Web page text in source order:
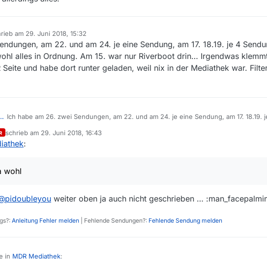
am 29. Juni 2018, 15:32
editiert von
am 22. und am 24. je eine Sendung, am 17. 18.19. je 4
alles in Ordnung. Am 15. war nur Riverboot drin… Irgendwas
und habe dort runter geladen, weil nix in der Mediathek war.
Benutzer Ich habe am 26. zwei Sendungen, am 22. und am 24. je eine Sendung, am 17. 18.19.
wohl, denn ich war schon auf der MDR Seite und habe dort runter geladen, weil nix
Filter sind KEINE gesetzt!
schrieb am 29. Juni 2018, 16:43
zuletzt editiert von
:
wohl
pidoubleyou weiter oben ja auch nicht geschrieben …
Anleitung Fehler melden | Fehlende Sendungen?: Fehlende Sendung melden
in MDR Mediathek: